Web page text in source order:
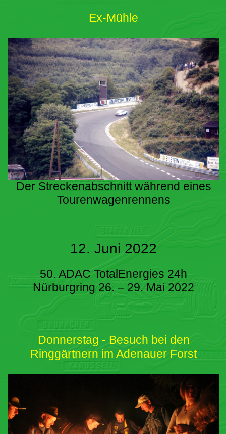
Ex-Mühle
Der Streckenabschnitt während eines
Tourenwagenrennens
12. Juni 2022
50. ADAC TotalEnergies 24h
Nürburgring 26. – 29. Mai 2022
Donnerstag - Besuch bei den
Ringgärtnern im Adenauer Forst